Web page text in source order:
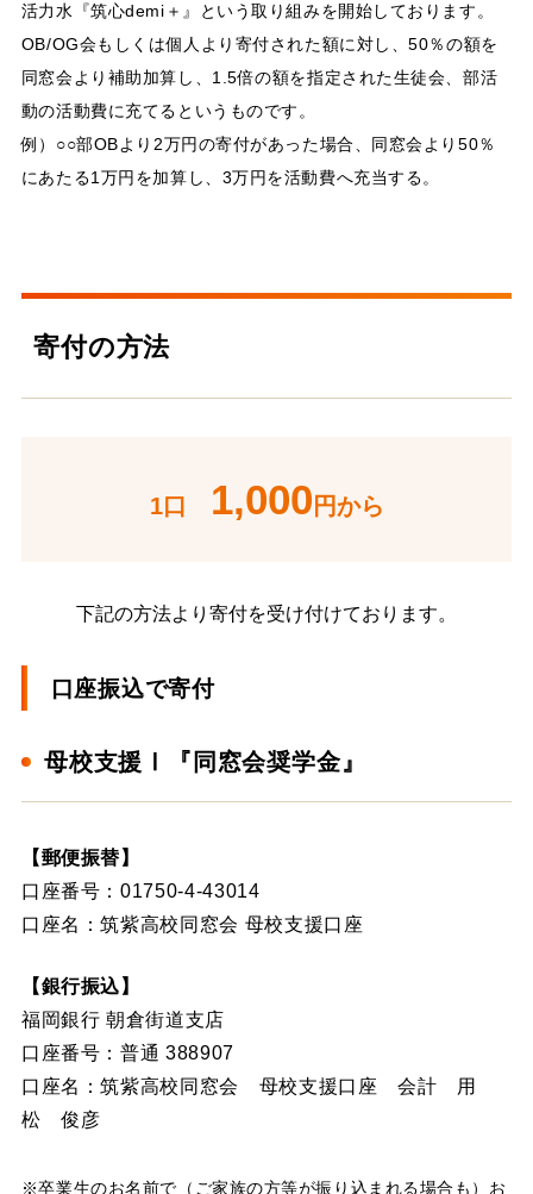
活力水『筑心demi＋』という取り組みを開始しております。
OB/OG会もしくは個人より寄付された額に対し、50％の額を
同窓会より補助加算し、1.5倍の額を指定された生徒会、部活
動の活動費に充てるというものです。
例）○○部OBより2万円の寄付があった場合、同窓会より50％
にあたる1万円を加算し、3万円を活動費へ充当する。
寄付の方法
1口 1,000 円から
下記の方法より寄付を受け付けております。
口座振込で寄付
母校支援Ⅰ『同窓会奨学金』
【郵便振替】
口座番号：01750-4-43014
口座名：筑紫高校同窓会 母校支援口座
【銀行振込】
福岡銀行 朝倉街道支店
口座番号：普通 388907
口座名：筑紫高校同窓会 母校支援口座 会計 用
松 俊彦
※卒業生のお名前で（ご家族の方等が振り込まれる場合も）お